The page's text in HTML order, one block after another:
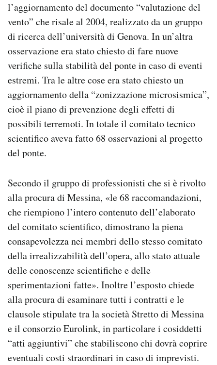
l’aggiornamento del documento “valutazione del
vento” che risale al 2004, realizzato da un gruppo
di ricerca dell’università di Genova. In un’altra
osservazione era stato chiesto di fare nuove
verifiche sulla stabilità del ponte in caso di eventi
estremi. Tra le altre cose era stato chiesto un
aggiornamento della “zonizzazione microsismica”,
cioè il piano di prevenzione degli effetti di
possibili terremoti. In totale il comitato tecnico
scientifico aveva fatto 68 osservazioni al progetto
del ponte.
Secondo il gruppo di professionisti che si è rivolto
alla procura di Messina, «le 68 raccomandazioni,
che riempiono l’intero contenuto dell’elaborato
del comitato scientifico, dimostrano la piena
consapevolezza nei membri dello stesso comitato
della irrealizzabilità dell’opera, allo stato attuale
delle conoscenze scientifiche e delle
sperimentazioni fatte». Inoltre l’esposto chiede
alla procura di esaminare tutti i contratti e le
clausole stipulate tra la società Stretto di Messina
e il consorzio Eurolink, in particolare i cosiddetti
“atti aggiuntivi” che stabiliscono chi dovrà coprire
eventuali costi straordinari in caso di imprevisti.